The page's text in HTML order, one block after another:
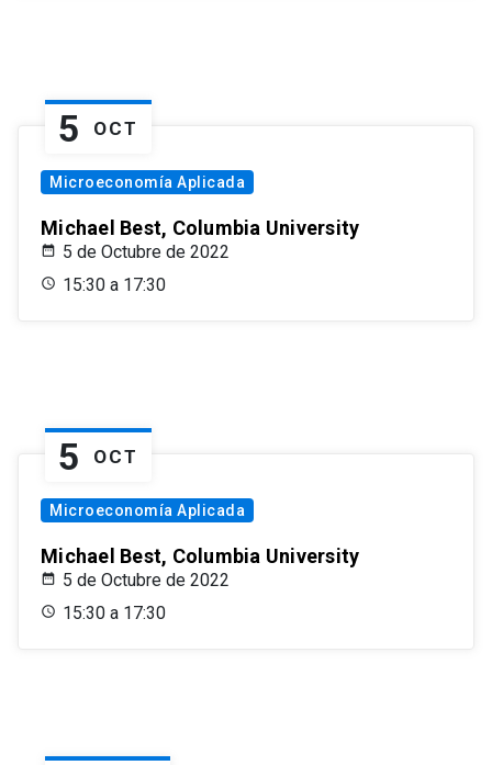
5 OCT
Microeconomía Aplicada
Michael Best, Columbia University
5 de Octubre de 2022
15:30 a 17:30
5 OCT
Microeconomía Aplicada
Michael Best, Columbia University
5 de Octubre de 2022
15:30 a 17:30